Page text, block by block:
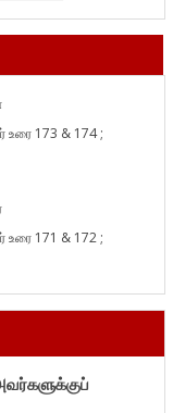
173 & 174 ;
171 & 172 ;